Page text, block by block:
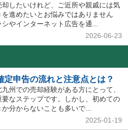
したいけれど、ご近所や親戚には気
進めたいとお悩みではありません
やインターネット広告を通...
2026-06-23
申告の流れと注意点とは？
州での売却経験がある方にとって、
なステップです。しかし、初めての
分からないことも多いで...
2025-01-19